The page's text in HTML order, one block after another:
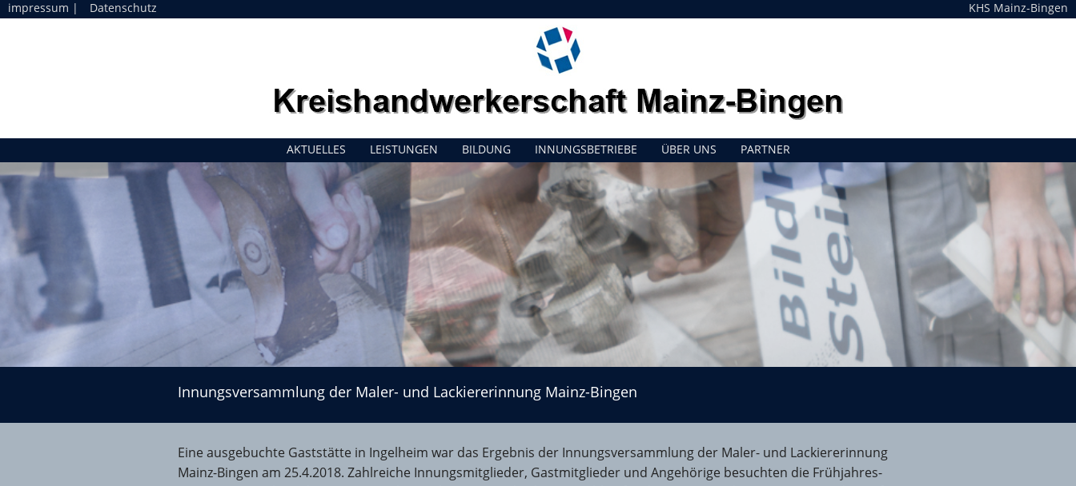
impressum | Datenschutz KHS Mainz-Bingen
AKTUELLES LEISTUNGEN BILDUNG INNUNGSBETRIEBE ÜBER UNS PARTNER
Innungsversammlung der Maler- und Lackiererinnung Mainz-Bingen
Eine ausgebuchte Gaststätte in Ingelheim war das Ergebnis der Innungsversammlung der Maler- und Lackiererinnung
Mainz-Bingen am 25.4.2018. Zahlreiche Innungsmitglieder, Gastmitglieder und Angehörige besuchten die Frühjahres-